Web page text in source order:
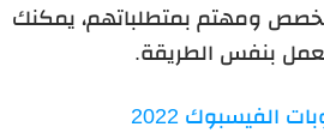
ومهتم بمتطلباتهم، يمكنك
بنفس الطريقة.
2022